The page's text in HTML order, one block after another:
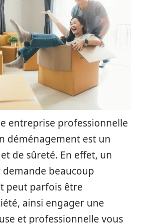
entreprise professionnelle
déménagement est un
de sûreté. En effet, un
beaucoup
peut parfois être
ainsi engager une
et professionnelle vous